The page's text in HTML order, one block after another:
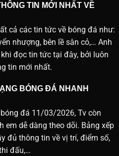
TIN MỚI NHẤT VỀ
cả các tin tức về bóng đá như:
nhượng, bên lề sân cỏ,… Anh
đọc tin tức tại đây, bởi luôn
tin mới nhất.
BÓNG ĐÁ NHANH
đá 11/03/2026, Tv còn
em dễ dàng theo dõi. Bảng xếp
đủ thông tin về vị trí, điểm số,
đấu,…